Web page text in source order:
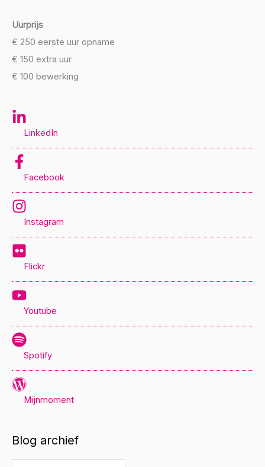
Uurprijs
€ 250 eerste uur opname
€ 150 extra uur
€ 100 bewerking
LinkedIn
Facebook
Instagram
Flickr
Youtube
Spotify
Mijnmoment
Blog archief